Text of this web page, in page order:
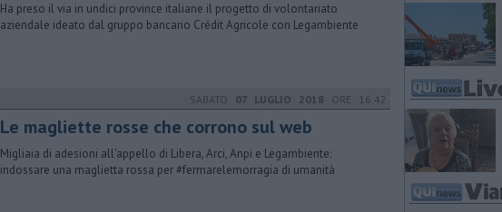
Ha preso il via in undici province italiane il progetto di volontariato
aziendale ideato dal gruppo bancario Crédit Agricole con Legambiente
SABATO 07 LUGLIO 2018 ORE 16:42
Le magliette rosse che corrono sul web
Migliaia di adesioni all'appello di Libera, Arci, Anpi e Legambiente:
indossare una maglietta rossa per #fermarelemorragia di umanità